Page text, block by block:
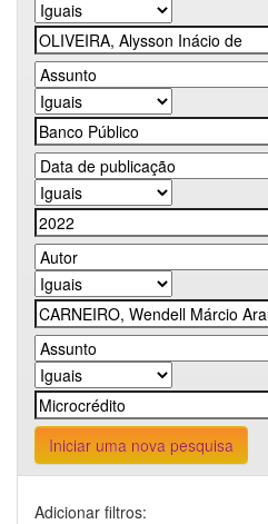
Iniciar uma nova pesquisa
Adicionar filtros: